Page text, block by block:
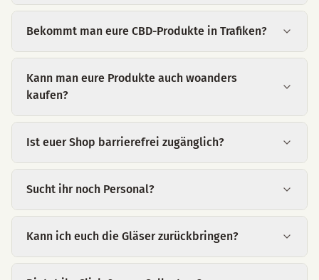
Bekommt man eure CBD-Produkte in Trafiken?
Kann man eure Produkte auch woanders
kaufen?
Ist euer Shop barrierefrei zugänglich?
Sucht ihr noch Personal?
Kann ich euch die Gläser zurückbringen?